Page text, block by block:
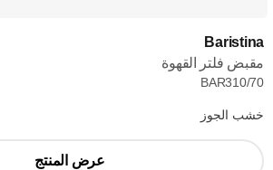
Baristina
مقبض فلتر القهوة
BAR310/70
خشب الجوز
عرض المنتج